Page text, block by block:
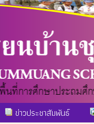
ข่าวประชาสัมพันธ์